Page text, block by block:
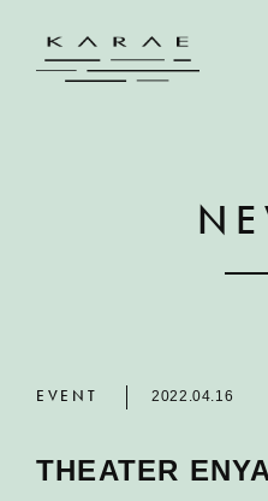
EVENT 2022.04.16
THEATER